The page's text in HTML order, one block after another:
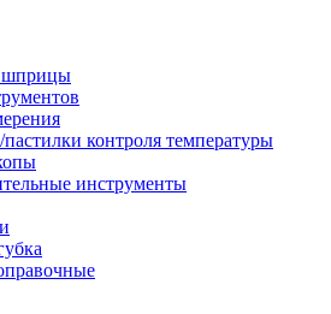
шприцы
контроля температуры
инструменты